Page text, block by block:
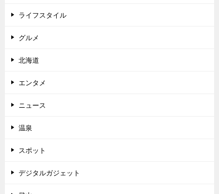
ライフスタイル
グルメ
北海道
エンタメ
ニュース
温泉
スポット
デジタルガジェット